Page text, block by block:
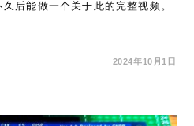
后能做一个关于此的完整视频。
2024年10月1日